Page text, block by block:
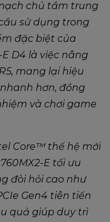
chủ tầm trung
sử dụng trong
đặc biệt của
D4 là việc nâng
mang lại hiệu
hơn, đồng
và chơi game
Core™ thế hệ mới
E tối ưu
đòi hỏi cao như
Gen4 tiên tiến
quả giúp duy trì